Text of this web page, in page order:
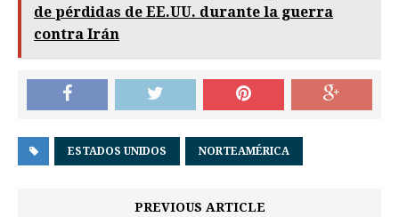
de pérdidas de EE.UU. durante la guerra
contra Irán
ESTADOS UNIDOS NORTEAMÉRICA
PREVIOUS ARTICLE